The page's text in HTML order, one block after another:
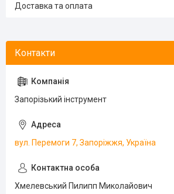
Доставка та оплата
Запорізький інструмент
вул. Перемоги 7, Запоріжжя, Україна
Хмелевський Пилипп Миколайович